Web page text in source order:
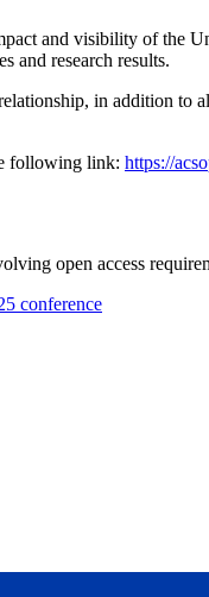
and visibility of the
and research results.
in addition
following link: https://
open access
conference